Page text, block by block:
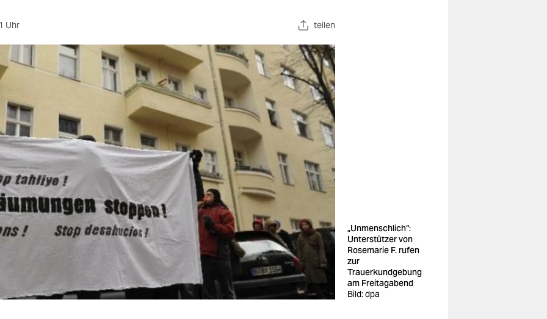
Uhr teilen
„Unmenschlich“:
Unterstützer von
Rosemarie F. rufen
zur
Trauerkundgebung
am Freitagabend
Bild: dpa